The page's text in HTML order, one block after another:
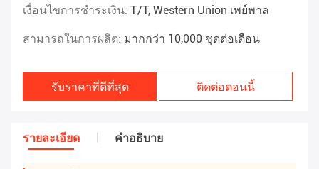
เงื่อนไขการชำระเงิน: T/T, Western Union เพย์พาล
สามารถในการผลิต: มากกว่า 10,000 ชุดต่อเดือน
รับราคาที่ดีที่สุด ติดต่อตอนนี้
รายละเอียด คําอธิบาย